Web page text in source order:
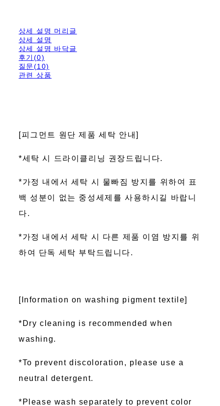
상세 설명 머리글
상세 설명
상세 설명 바닥글
후기(0)
질문(10)
관련 상품
[피그먼트 원단 제품 세탁 안내]
*세탁 시 드라이클리닝 권장드립니다.
*가정 내에서 세탁 시 물빠짐 방지를 위하여 표
백 성분이 없는 중성세제를 사용하시길 바랍니
다.
*가정 내에서 세탁 시 다른 제품 이염 방지를 위
하여 단독 세탁 부탁드립니다.
[Information on washing pigment textile]
*Dry cleaning is recommended when
washing.
*To prevent discoloration, please use a
neutral detergent.
*Please wash separately to prevent color